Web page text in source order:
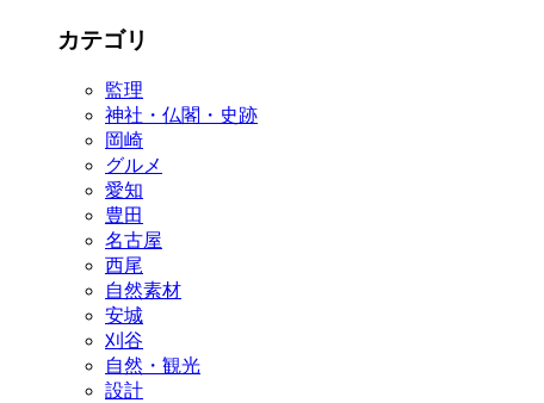
カテゴリ
監理
神社・仏閣・史跡
岡崎
グルメ
愛知
豊田
名古屋
西尾
自然素材
安城
刈谷
自然・観光
設計